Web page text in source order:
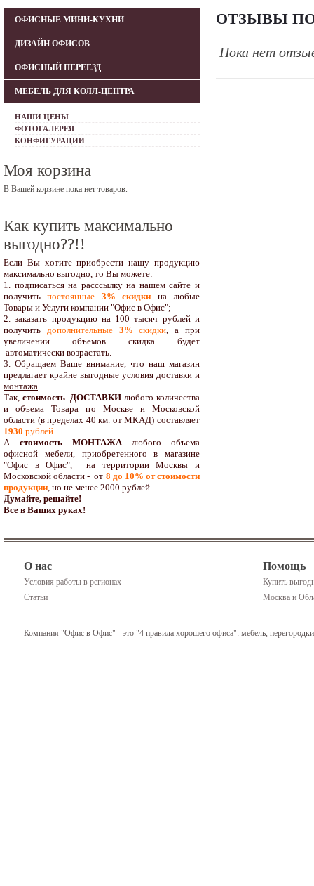
ОТЗЫВЫ
Пока нет
ОФИСНЫЕ МИНИ-КУХНИ
ДИЗАЙН ОФИСОВ
ОФИСНЫЙ ПЕРЕЕЗД
МЕБЕЛЬ ДЛЯ КОЛЛ-ЦЕНТРА
НАШИ ЦЕНЫ
ФОТОГАЛЕРЕЯ
КОНФИГУРАЦИИ
Моя корзина
В Вашей корзине пока нет товаров.
Как купить максимально
выгодно??!!
Если Вы хотите приобрести нашу продукцию
максимально выгодно, то Вы можете:
1. подписаться на расссылку на нашем сайте и
получитьпостоянные 3% скидки на любые
Товары и Услуги компании "Офис в Офис";
2. заказать продукцию на 100 тысяч рублей и
получить дополнительные3% скидки, а при
увеличении объемов скидка будет
автоматически возрастать.
3. Обращаем Ваше внимание, что наш магазин
предлагает крайне выгодные условия доставки и
монтажа.
Так, стоимость ДОСТАВКИлюбого количества
и объема Товара по Москве и Московской
области (в пределах 40 км. от МКАД) составляет
1930 рублей.
А стоимость МОНТАЖАлюбого объема
офисной мебели, приобретенного в магазине
"Офис в Офис", на территории Москвы и
Московской области - от 8 до 10% от стоимости
продукции, но не менее 2000 рублей.
Думайте, решайте!
Все в Ваших руках!
О нас
Условия работы в регионах
Статьи
Помощь
Купить
Москва и
Компания "Офис в Офис" - это "4 правила хорошего офиса": мебель,